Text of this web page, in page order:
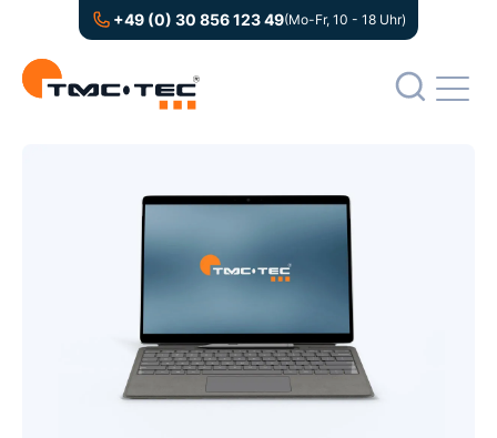
+49 (0) 30 856 123 49(Mo-Fr, 10 - 18 Uhr)